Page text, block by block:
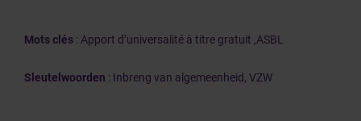
Mots clés : Apport d’universalité à titre gratuit ,ASBL
Sleutelwoorden : Inbreng van algemeenheid, VZW